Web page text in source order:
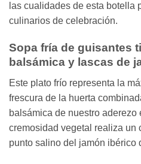
las cualidades de esta botella
culinarios de celebración.
Sopa fría de guisantes
balsámica y lascas de
Este plato frío representa la
frescura de la huerta
balsámica de nuestro aderezo
cremosidad vegetal realiza un
punto salino del jamón ibérico